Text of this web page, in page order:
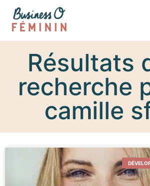
Résultats
recherche
camille